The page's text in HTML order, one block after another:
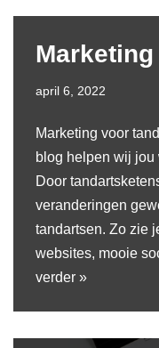
april 6, 2022
Marketing voor
blog helpen wij jou
Door
veranderingen
tandartsen. Zo zie
websites, mooie
verder »